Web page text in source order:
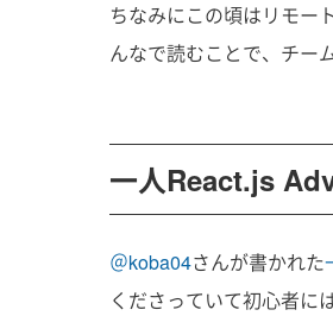
ちなみにこの頃はリモー
んなで読むことで、チー
一人React.js
＠koba04さんが書かれた
くださっていて初心者に